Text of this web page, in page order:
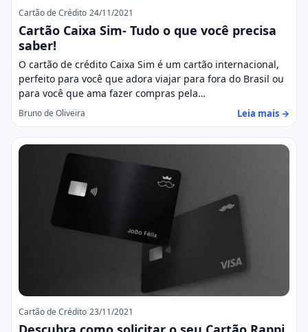
Cartão de Crédito 24/11/2021
Cartão Caixa Sim- Tudo o que você precisa
saber!
O cartão de crédito Caixa Sim é um cartão internacional,
perfeito para você que adora viajar para fora do Brasil ou
para você que ama fazer compras pela…
Bruno de Oliveira Leia mais →
Cartão de Crédito 23/11/2021